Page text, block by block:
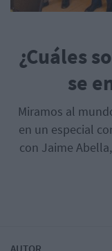
¿Cuáles
se
Miramos al
en un especial
con Jaime
AUTOR